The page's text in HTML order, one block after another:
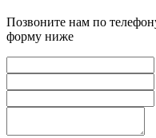
Позвоните нам по
форму ниже